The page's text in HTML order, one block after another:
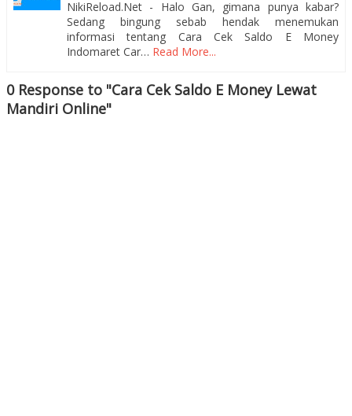
NikiReload.Net - Halo Gan, gimana punya kabar?
Sedang bingung sebab hendak menemukan
informasi tentang Cara Cek Saldo E Money
Indomaret Car… Read More...
0 Response to "Cara Cek Saldo E Money Lewat
Mandiri Online"